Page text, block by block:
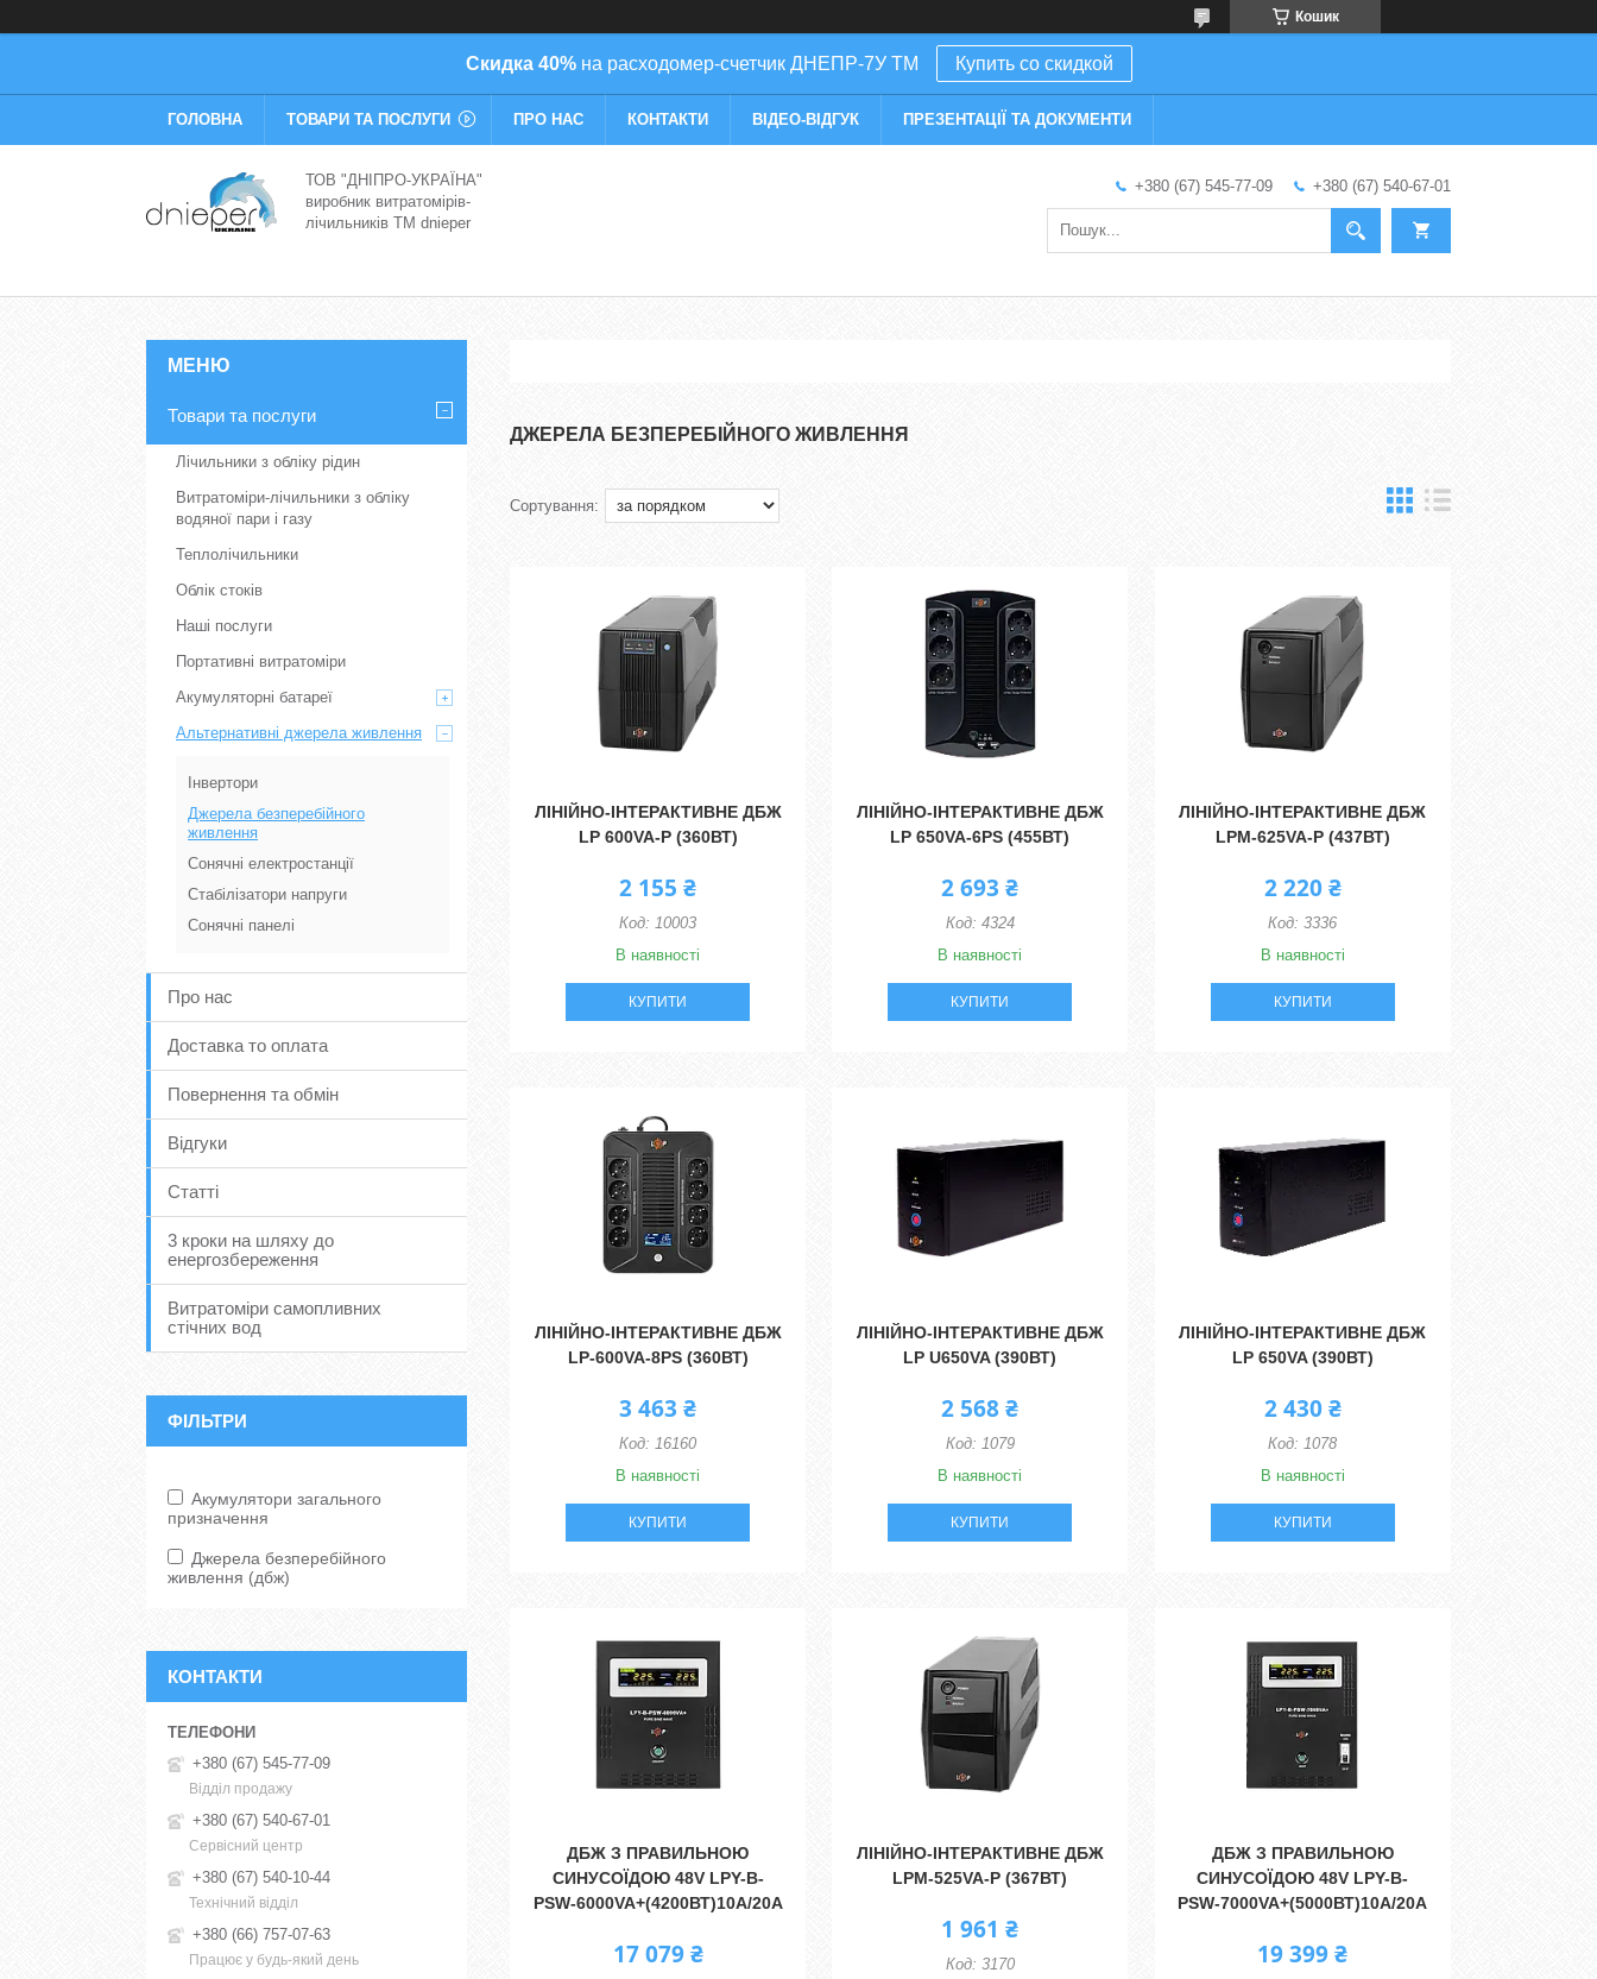
Кошик
Скидка 40%на расходомер-счетчик ДНЕПР-7У ТМ Купить со скидкой
ГОЛОВНА ТОВАРИ ТА ПОСЛУГИ ПРО НАС КОНТАКТИ ВІДЕО-ВІДГУК ПРЕЗЕНТАЦІЇ ТА ДОКУМЕНТИ
ТОВ "ДНІПРО-УКРАЇНА"
виробник витратомірів-
лічильників TM dnieper
+380 (67) 545-77-09 +380 (67) 540-67-01
ДЖЕРЕЛА БЕЗПЕРЕБІЙНОГО ЖИВЛЕННЯ
ЛІНІЙНО-ІНТЕРАКТИВНЕ ДБЖ
LP 600VA-P (360ВТ)
2 155 ₴
10003
В наявності
КУПИТИ
ЛІНІЙНО-ІНТЕРАКТИВНЕ ДБЖ
LP 650VA-6PS (455ВТ)
2 693 ₴
4324
В наявності
КУПИТИ
ЛІНІЙНО-ІНТЕРАКТИВНЕ ДБЖ
LPM-625VA-P (437ВТ)
2 220 ₴
3336
В наявності
КУПИТИ
ЛІНІЙНО-ІНТЕРАКТИВНЕ ДБЖ
LP-600VA-8PS (360ВТ)
3 463 ₴
16160
В наявності
КУПИТИ
ЛІНІЙНО-ІНТЕРАКТИВНЕ ДБЖ
LP U650VA (390ВТ)
2 568 ₴
1079
В наявності
КУПИТИ
ЛІНІЙНО-ІНТЕРАКТИВНЕ ДБЖ
LP 650VA (390ВТ)
2 430 ₴
1078
В наявності
КУПИТИ
ДБЖ З ПРАВИЛЬНОЮ
СИНУСОЇДОЮ 48V LPY-B-
PSW-6000VA+(4200ВТ)10A/20A
17 079 ₴
ЛІНІЙНО-ІНТЕРАКТИВНЕ ДБЖ
LPM-525VA-P (367ВТ)
1 961 ₴
3170
ДБЖ З ПРАВИЛЬНОЮ
СИНУСОЇДОЮ 48V LPY-B-
PSW-7000VA+(5000ВТ)10A/20A
19 399 ₴
Товари та послуги
Лічильники з обліку рідин
Витратоміри-лічильники з обліку
водяної пари і газу
Теплолічильники
Облік стоків
Наші послуги
Портативні витратоміри
Акумуляторні батареї
Альтернативні джерела живлення
Інвертори
Джерела безперебійного
живлення
Сонячні електростанції
Стабілізатори напруги
Сонячні панелі
Про нас
Доставка то оплата
Повернення та обмін
Відгуки
Статті
3 кроки на шляху до
енергозбереження
Витратоміри самопливних
стічних вод
ФІЛЬТРИ
Акумулятори загального
призначення
Джерела безперебійного
живлення (дбж)
КОНТАКТИ
+380 (67) 545-77-09
Відділ продажу
+380 (67) 540-67-01
Сервісний центр
+380 (67) 540-10-44
Технічний відділ
+380 (66) 757-07-63
Працює у будь-який день